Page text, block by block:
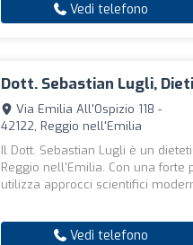
Vedi telefono
Dott. Sebastian Lugli,
Via Emilia All'Ospizio 118 -
42122, Reggio nell'Emilia
Il Dott. Sebastian Lugli è un
Reggio nell'Emilia. Con una
utilizza approcci scientifici
Vedi telefono